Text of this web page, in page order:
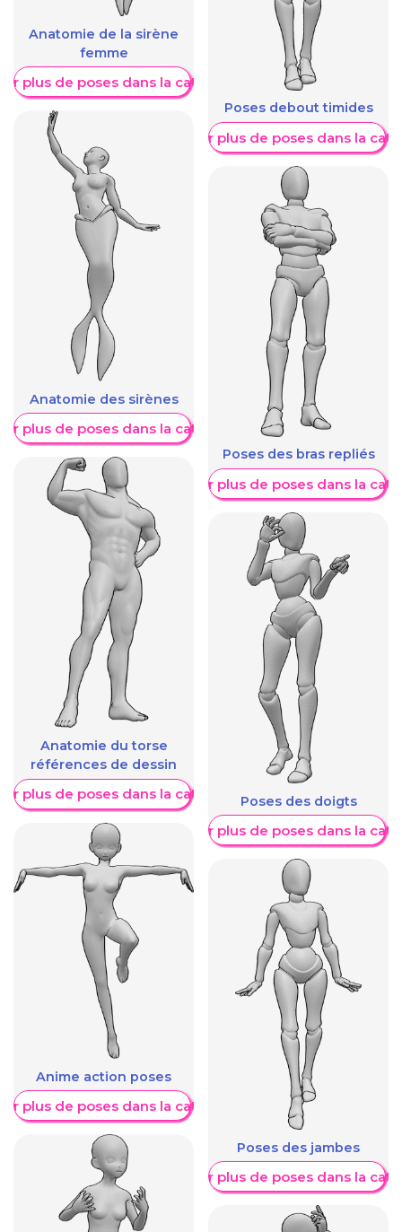
Anatomie de la sirène
femme
plus de poses dans la catégorie
Anatomie des sirènes
plus de poses dans la catégorie
Anatomie du torse
références de dessin
plus de poses dans la catégorie
Anime action poses
plus de poses dans la catégorie
Poses debout timides
Afficher plus de poses dans la
Poses des bras repliés
Afficher plus de poses dans la
Poses des doigts
Afficher plus de poses dans la
Poses des jambes
Afficher plus de poses dans la